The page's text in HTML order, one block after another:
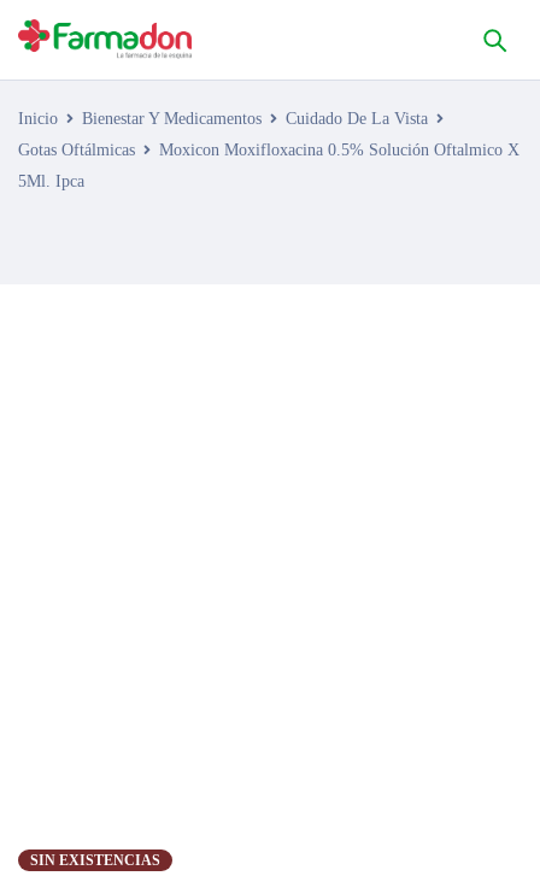
Inicio Bienestar Y Medicamentos
Cuidado De La Vista
Gotas Oftálmicas
Moxicon Moxifloxacina 0.5% Solución Oftalmico X
5Ml. Ipca
SIN EXISTENCIAS